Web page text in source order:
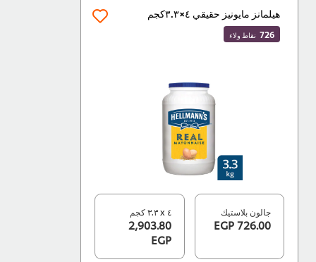
هيلمانز مايونيز حقيقي ٤×٣.٣كجم
726 نقاط ولاء
جالون بلاستيك
726.00 EGP
2,903.80
EGP